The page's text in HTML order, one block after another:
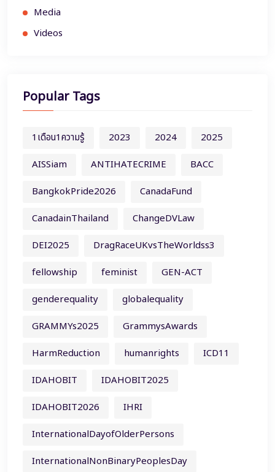
Media
Videos
Popular Tags
1เดือน1ความรู้ 2023 2024
2025
AISSiam
ANTIHATECRIME
BACC
BangkokPride2026
CanadaFund
CanadainThailand
ChangeDVLaw
DEI2025
DragRaceUKvsTheWorldss3
fellowship
feminist
GEN-ACT
genderequality
globalequality
GRAMMYs2025
GrammysAwards
HarmReduction
humanrights
ICD11
IDAHOBIT
IDAHOBIT2025
IDAHOBIT2026
IHRI
InternationalDayofOlderPersons
InternationalNonBinaryPeoplesDay